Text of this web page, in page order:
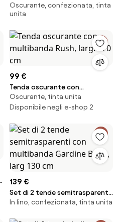
con multibanda Tulia, largh. 140
cm
Oscurante, confezionata, tinta
unita
99 €
Tenda oscurante con
multibanda Rush, larg. 270 cm
Oscurante, tinta unita
Disponibile negli e-shop 2
139 €
Set di 2 tende semitrasparenti
con multibanda Gardine Birch,
In lino, confezionata, tinta unita